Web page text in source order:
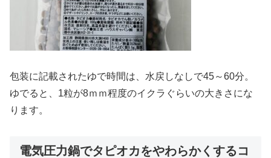
包装に記載されたゆで時間は、水戻しなしで45～60分。
ゆでると、1粒が8ｍｍ程度のイクラぐらいの大きさにな
ります。
電気圧力鍋でタピオカをやわらかくするコ